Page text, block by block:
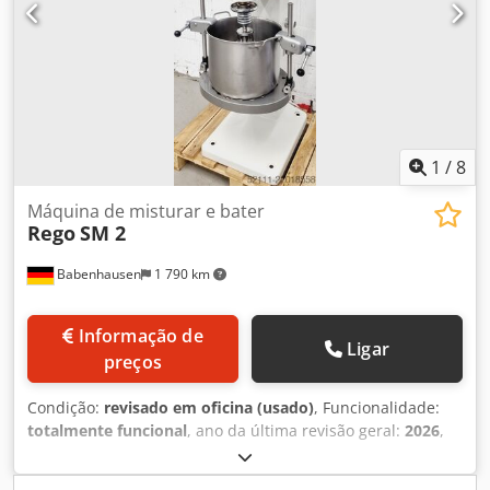
revisado Tecnologia potente e robusta Iluminação do
recipiente Testada DGUV V 3 apenas conosco Ligação 400V,
tomada CEE de 16A Qualidade de oficina especializada!
1 /8
Babenhausen 1 790 km
Máquina de misturar e bater
RegoSM 2
preços
Ligar
Condição: revisado em oficina (usado), Funcionalidade:
totalmente funcional, ano da última revisão geral: 2026,
6 meses, tensão de entrada:
Certificado pela DGUV até:07/2027, comprimento total:615